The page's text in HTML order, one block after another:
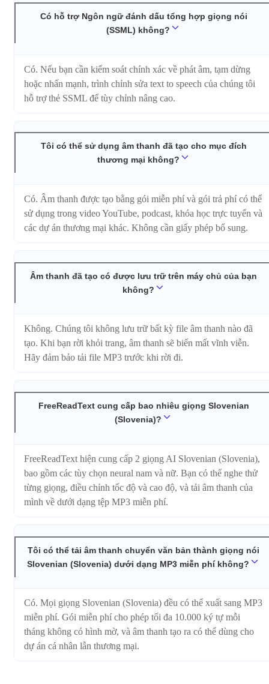
Có hỗ trợ Ngôn ngữ đánh dấu tổng hợp giọng nói
(SSML) không?
Có. Nếu bạn cần kiểm soát chính xác về phát âm, tạm dừng
hoặc nhấn mạnh, trình chỉnh sửa text to speech của chúng tôi
hỗ trợ thẻ SSML để tùy chỉnh nâng cao.
Tôi có thể sử dụng âm thanh đã tạo cho mục đích
thương mại không?
Có. Âm thanh được tạo bằng gói miễn phí và gói trả phí có thể
sử dụng trong video YouTube, podcast, khóa học trực tuyến và
các dự án thương mại khác. Không cần giấy phép bổ sung.
Âm thanh đã tạo có được lưu trữ trên máy chủ của bạn
không?
Không. Chúng tôi không lưu trữ bất kỳ file âm thanh nào đã
tạo. Khi bạn rời khỏi trang, âm thanh sẽ biến mất vĩnh viễn.
Hãy đảm bảo tải file MP3 trước khi rời đi.
FreeReadText cung cấp bao nhiêu giọng Slovenian
(Slovenia)?
FreeReadText hiện cung cấp 2 giọng AI Slovenian (Slovenia),
bao gồm các tùy chọn neural nam và nữ. Bạn có thể nghe thử
từng giọng, điều chỉnh tốc độ và cao độ, và tải âm thanh của
mình về dưới dạng tệp MP3 miễn phí.
Tôi có thể tải âm thanh chuyển văn bản thành giọng nói
Slovenian (Slovenia) dưới dạng MP3 miễn phí không?
Có. Mọi giọng Slovenian (Slovenia) đều có thể xuất sang MP3
miễn phí. Gói miễn phí cho phép tối đa 10.000 ký tự mỗi
tháng không có hình mờ, và âm thanh tạo ra có thể dùng cho
dự án cá nhân lẫn thương mại.